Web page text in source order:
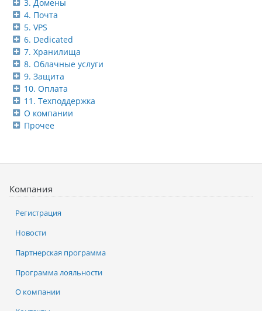
3. Домены
4. Почта
5. VPS
6. Dedicated
7. Хранилища
8. Облачные услуги
9. Защита
10. Оплата
11. Техподдержка
О компании
Прочее
Компания
Регистрация
Новости
Партнерская программа
Программа лояльности
О компании